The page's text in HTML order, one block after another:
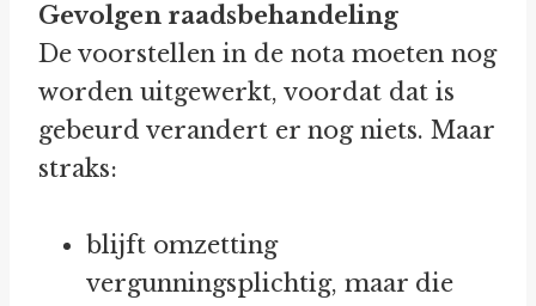
Gevolgen raadsbehandeling
De voorstellen in de nota moeten nog
worden uitgewerkt, voordat dat is
gebeurd verandert er nog niets. Maar
straks:
blijft omzetting
vergunningsplichtig, maar die